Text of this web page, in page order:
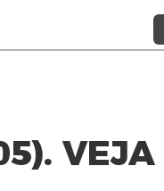
VEJA